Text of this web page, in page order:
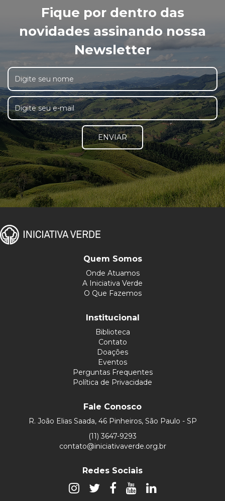
Fique por dentro das
novidades assinando nossa
Newsletter
ENVIAR
Quem Somos
Onde Atuamos
A Iniciativa Verde
O Que Fazemos
Institucional
Biblioteca
Contato
Doações
Eventos
Perguntas Frequentes
Política de Privacidade
Fale Conosco
R. João Elias Saada, 46 Pinheiros, São Paulo - SP
(11) 3647-9293
contato@iniciativaverde.org.br
Redes Sociais